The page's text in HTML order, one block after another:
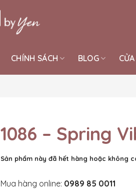
CHÍNH SÁCH BLOG
1086 – Spring
Sản phẩm này đã hết hàng hoặc không
Mua hàng online: 0989 85 0011